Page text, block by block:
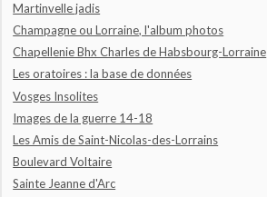
Martinvelle jadis
Champagne ou Lorraine, l'album photos
Chapellenie Bhx Charles de Habsbourg-Lorraine
Les oratoires : la base de données
Vosges Insolites
Images de la guerre 14-18
Les Amis de Saint-Nicolas-des-Lorrains
Boulevard Voltaire
Sainte Jeanne d'Arc